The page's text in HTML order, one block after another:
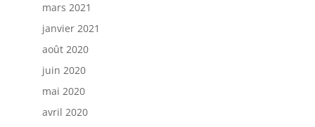
mars 2021
janvier 2021
août 2020
juin 2020
mai 2020
avril 2020